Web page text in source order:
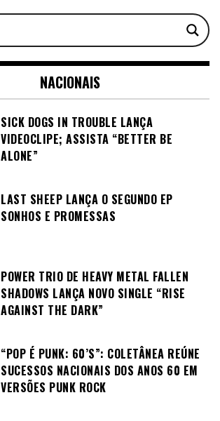
NACIONAIS
SICK DOGS IN TROUBLE LANÇA
VIDEOCLIPE; ASSISTA “BETTER BE
ALONE”
LAST SHEEP LANÇA O SEGUNDO EP
SONHOS E PROMESSAS
POWER TRIO DE HEAVY METAL FALLEN
SHADOWS LANÇA NOVO SINGLE “RISE
AGAINST THE DARK”
“POP É PUNK: 60’S”: COLETÂNEA REÚNE
SUCESSOS NACIONAIS DOS ANOS 60 EM
VERSÕES PUNK ROCK